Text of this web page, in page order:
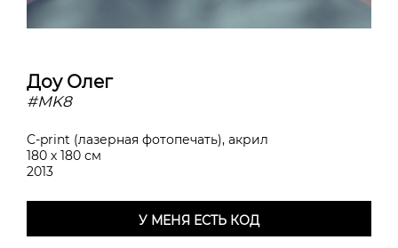
Доу Олег
#MK8
С-print (лазерная фотопечать), акрил
180 х 180 см
2013
У МЕНЯ ЕСТЬ КОД